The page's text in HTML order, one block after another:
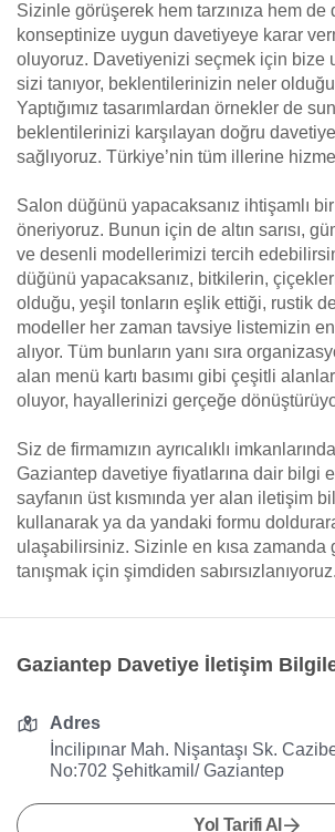
Sizinle görüşerek hem tarzınıza hem de
konseptinize uygun davetiyeye karar
oluyoruz. Davetiyenizi seçmek için bize
sizi tanıyor, beklentilerinizin neler
Yaptığımız tasarımlardan örnekler de
beklentilerinizi karşılayan doğru
sağlıyoruz. Türkiye’nin tüm illerine
Salon düğünü yapacaksanız ihtişamlı
öneriyoruz. Bunun için de altın sarısı,
ve desenli modellerimizi tercih
düğünü yapacaksanız, bitkilerin,
olduğu, yeşil tonların eşlik ettiği, rustik
modeller her zaman tavsiye listemizin en
alıyor. Tüm bunların yanı sıra
alan menü kartı basımı gibi çeşitli
oluyor, hayallerinizi gerçeğe
Siz de firmamızın ayrıcalıklı
Gaziantep davetiye fiyatlarına dair bilgi
sayfanın üst kısmında yer alan iletişim
kullanarak ya da yandaki formu
ulaşabilirsiniz. Sizinle en kısa zamanda
tanışmak için şimdiden sabırsızlanıyoruz.
Gaziantep Davetiye İletişim
Adres
İncilipınar Mah. Nişantaşı Sk.
No:702 Şehitkamil/ Gaziantep
Yol Tarifi Al